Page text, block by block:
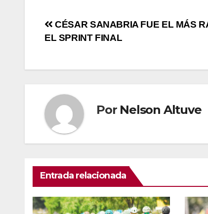
CÉSAR SANABRIA FUE EL MÁS
EL SPRINT FINAL
Por Nelson Altuve
Entrada relacionada